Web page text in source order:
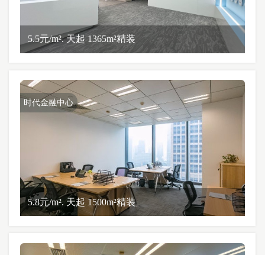
5.5元/m². 天起 1365m²精装
时代金融中心
5.8元/m². 天起 1500m²精装